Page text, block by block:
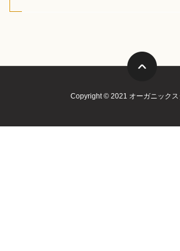
Copyright © 2021 オーガニックス